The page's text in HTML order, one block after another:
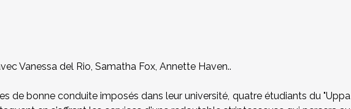
Vanessa del Rio, Samatha Fox, Annette Haven..
de bonne conduite imposés dans leur université, quatre étudiants du "Uppa